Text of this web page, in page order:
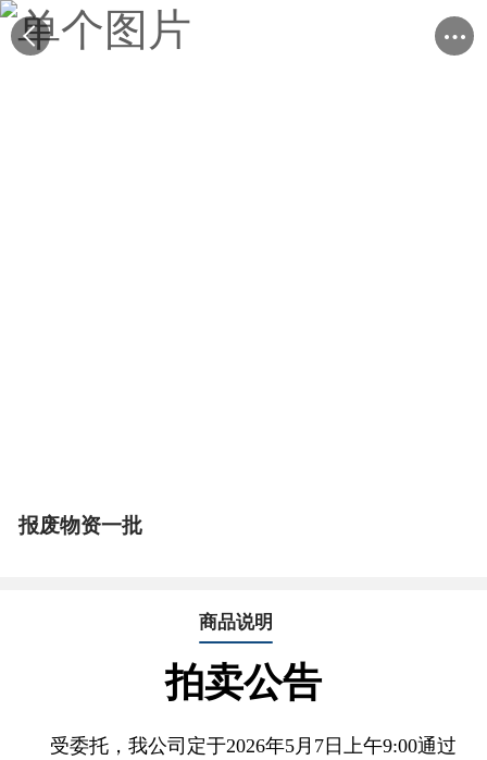
报废物资一批
商品说明
拍卖公告
受委托，我公司定于2026年5月7日上午9:00通过